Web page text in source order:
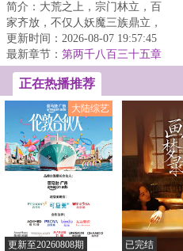
简介：大荒之上，宗门林立，百
家齐放，不仅人妖魔三族鼎立，
更有佛魔道儒四大统。平凡小子
梁言，因一颗天...
更新时间：2026-08-07 19:57:45
最新章节： 第两千八百三十五章
偶遇张守正
正在热播推荐
大陆综艺
更新至20260808期 已完结